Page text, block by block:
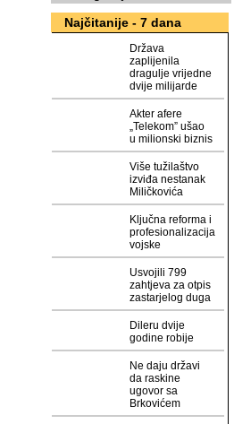
Najčitanije - 7 dana
Država
zaplijenila
dragulje vrijedne
dvije milijarde
Akter afere
„Telekom” ušao
u milionski biznis
Više tužilaštvo
izviđa nestanak
Miličkovića
Ključna reforma i
profesionalizacija
vojske
Usvojili 799
zahtjeva za otpis
zastarjelog duga
Dileru dvije
godine robije
Ne daju državi
da raskine
ugovor sa
Brkovićem